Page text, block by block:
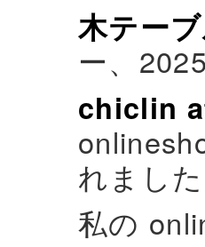
木テー
ー、
chiclin
れました
私の